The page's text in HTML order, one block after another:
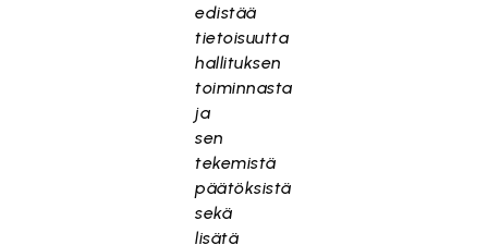
edistää
tietoisuutta
hallituksen
toiminnasta
ja
sen
tekemistä
päätöksistä
sekä
lisätä